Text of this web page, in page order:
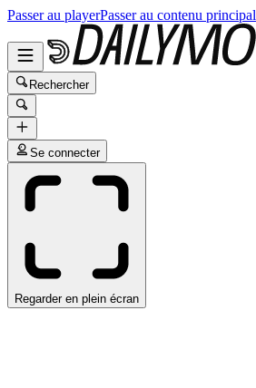
Passer au playerPasser au contenu principal
Rechercher
Se connecter
Regarder en plein écran